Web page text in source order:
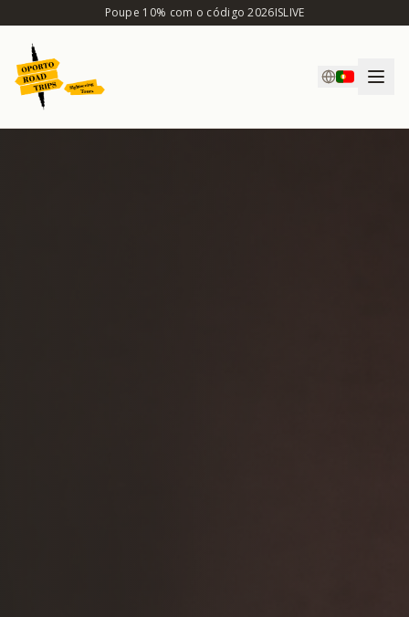
Poupe 10% com o código 2026ISLIVE